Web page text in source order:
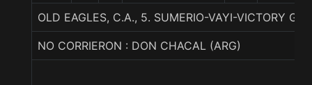
OLD EAGLES, C.A., 5. SUMERIO-VAYI-VICTORY
NO CORRIERON : DON CHACAL (ARG)